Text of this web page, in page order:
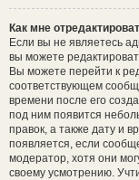
Как мне
Если вы не являетесь
вы можете
Вы можете перейти к
соответствующем
времени после его
под ним появится
правок, а также дату и
появляется, если
модератор, хотя они
своему усмотрению.